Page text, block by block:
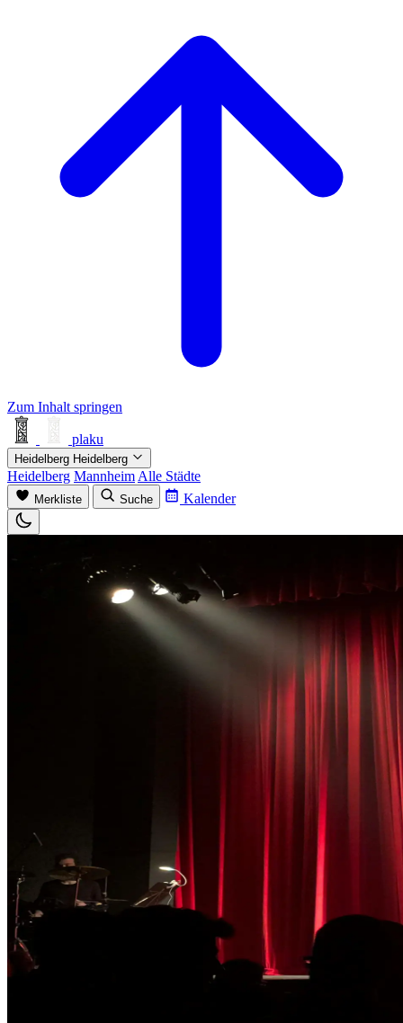
Zum Inhalt springen
plaku
Heidelberg Heidelberg
Heidelberg Mannheim Alle Städte
Merkliste Suche Kalender